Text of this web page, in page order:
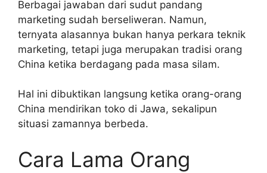
Berbagai jawaban dari sudut pandang
marketing sudah berseliweran. Namun,
ternyata alasannya bukan hanya perkara teknik
marketing, tetapi juga merupakan tradisi orang
China ketika berdagang pada masa silam.
Hal ini dibuktikan langsung ketika orang-orang
China mendirikan toko di Jawa, sekalipun
situasi zamannya berbeda.
Cara Lama Orang